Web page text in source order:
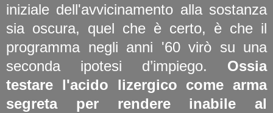
iniziale dell'avvicinamento alla sostanza
sia oscura, quel che è certo, è che il
programma negli anni '60 virò su una
seconda ipotesi d’impiego. Ossia
testare l'acido lizergico come arma
segreta per rendere inabile al